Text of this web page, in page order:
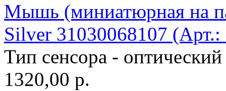
Мышь (миниатюрная на
Silver 31030068107 (Арт.:
Тип сенсора - оптический
1320,00 р.